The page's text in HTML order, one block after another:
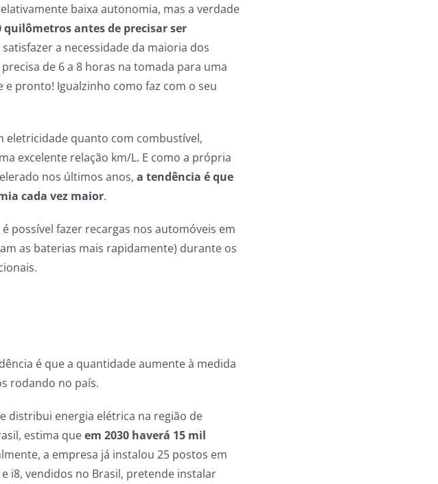
baixa autonomia, mas a verdade
antes de precisar ser
a necessidade da maioria dos
de 6 a 8 horas na tomada para uma
pronto! Igualzinho como faz com o seu
eletricidade quanto com combustível,
excelente relação km/L. E como a própria
nos últimos anos, a tendência é que
cada vez maior.
possível fazer recargas nos automóveis em
as baterias mais rapidamente) durante os
é que a quantidade aumente à medida
rodando no país.
distribui energia elétrica na região de
estima queem 2030 haverá 15 mil
a empresa já instalou 25 postos em
i8, vendidos no Brasil, pretende instalar